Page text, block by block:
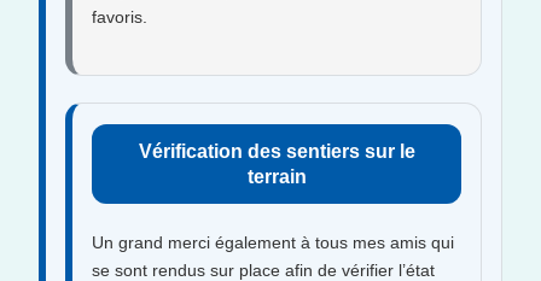
favoris.
Vérification des sentiers sur le
terrain
Un grand merci également à tous mes amis qui
se sont rendus sur place afin de vérifier l’état